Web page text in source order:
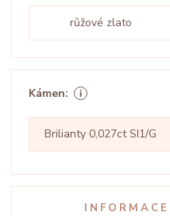
růžové zlato
Kámen:
Brilianty 0,027ct SI1/G